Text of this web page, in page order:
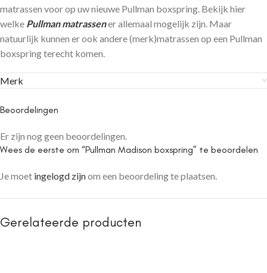
matrassen voor op uw nieuwe Pullman boxspring. Bekijk hier
welke Pullman matrassener allemaal mogelijk zijn. Maar
natuurlijk kunnen er ook andere (merk)matrassen op een Pullman
boxspring terecht komen.
Merk
Beoordelingen
Er zijn nog geen beoordelingen.
Wees de eerste om “Pullman Madison boxspring” te beoordelen
Je moet ingelogd zijnom een beoordeling te plaatsen.
Gerelateerde producten